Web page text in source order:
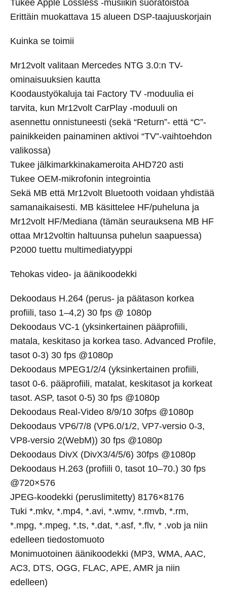
Tukee Apple Lossless -musiikin suoratoistoa
Erittäin muokattava 15 alueen DSP-taajuuskorjain
Kuinka se toimii
Mr12volt valitaan Mercedes NTG 3.0:n TV-
ominaisuuksien kautta
Koodaustyökaluja tai Factory TV -moduulia ei
tarvita, kun Mr12volt CarPlay -moduuli on
asennettu onnistuneesti (sekä “Return”- että “C”-
painikkeiden painaminen aktivoi “TV”-vaihtoehdon
valikossa)
Tukee jälkimarkkinakameroita AHD720 asti
Tukee OEM-mikrofonin integrointia
Sekä MB että Mr12volt Bluetooth voidaan yhdistää
samanaikaisesti. MB käsittelee HF/puheluna ja
Mr12volt HF/Mediana (tämän seurauksena MB HF
ottaa Mr12voltin haltuunsa puhelun saapuessa)
P2000 tuettu multimediatyyppi
Tehokas video- ja äänikoodekki
Dekoodaus H.264 (perus- ja päätason korkea
profiili, taso 1–4,2) 30 fps @ 1080p
Dekoodaus VC-1 (yksinkertainen pääprofiili,
matala, keskitaso ja korkea taso. Advanced Profile,
tasot 0-3) 30 fps @1080p
Dekoodaus MPEG1/2/4 (yksinkertainen profiili,
tasot 0-6. pääprofiili, matalat, keskitasot ja korkeat
tasot. ASP, tasot 0-5) 30 fps @1080p
Dekoodaus Real-Video 8/9/10 30fps @1080p
Dekoodaus VP6/7/8 (VP6.0/1/2, VP7-versio 0-3,
VP8-versio 2(WebM)) 30 fps @1080p
Dekoodaus DivX (DivX3/4/5/6) 30fps @1080p
Dekoodaus H.263 (profiili 0, tasot 10–70.) 30 fps
@720×576
JPEG-koodekki (peruslimitetty) 8176×8176
Tuki *.mkv, *.mp4, *.avi, *.wmv, *.rmvb, *.rm,
*.mpg, *.mpeg, *.ts, *.dat, *.asf, *.flv, * .vob ja niin
edelleen tiedostomuoto
Monimuotoinen äänikoodekki (MP3, WMA, AAC,
AC3, DTS, OGG, FLAC, APE, AMR ja niin
edelleen)